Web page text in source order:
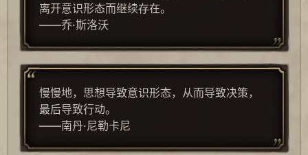
离开意识形态而继续存在。
——乔·斯洛沃
慢慢地，思想导致意识形态，从而导致决策，
最后导致行动。
——南丹·尼勒卡尼